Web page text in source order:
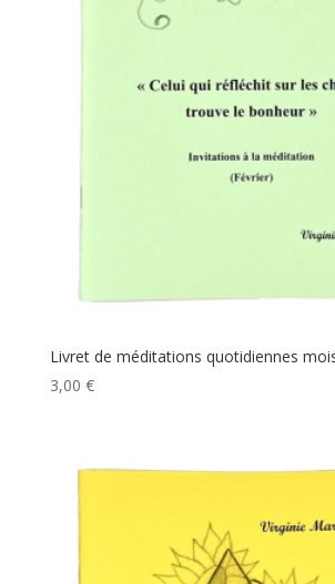
Livret de méditations quotidiennes
3,00 €